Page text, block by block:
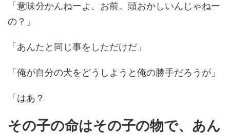
「意味分かんねーよ、お前。頭おかしいんじゃねー
の？」
「あんたと同じ事をしただけだ」
「俺が自分の犬をどうしようと俺の勝手だろうが」
「はあ？
その子の命はその子の物で、あん